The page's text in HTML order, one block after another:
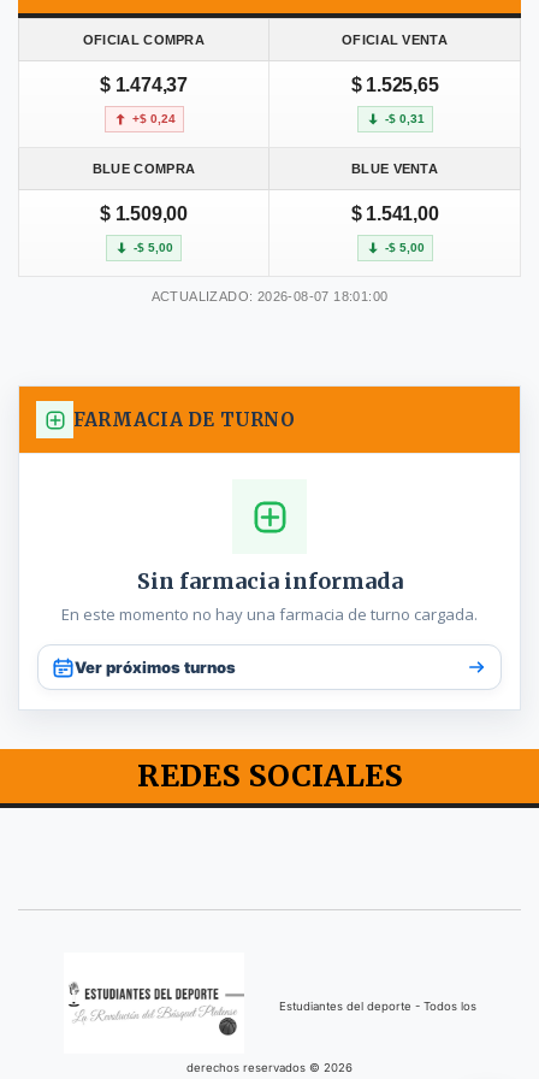
OFICIAL COMPRA OFICIAL VENTA
$ 1.474,37
+$ 0,24
$ 1.525,65
-$ 0,31
BLUE COMPRA BLUE VENTA
$ 1.509,00
-$ 5,00
$ 1.541,00
-$ 5,00
ACTUALIZADO: 2026-08-07 18:01:00
FARMACIA DE TURNO
Sin farmacia informada
En este momento no hay una farmacia de turno cargada.
Ver próximos turnos
REDES SOCIALES
Estudiantes del deporte - Todos los
derechos reservados © 2026